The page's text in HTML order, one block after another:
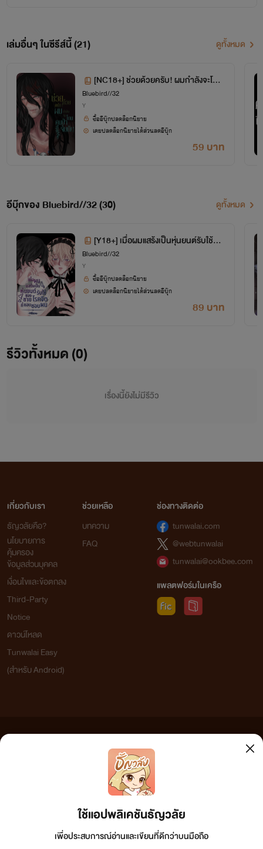
เล่มอื่นๆ ในซีรีส์นี้ (21) ดูทั้งหมด
[NC18+] ช่วยด้วยครับ! ผมกำลังจะโดน
คนป่าจับกิน
Bluebird//32
Y
59 บาท
ซื้ออีบุ๊กปลดล็อกนิยาย
เคยปลดล็อกนิยายได้ส่วนลดอีบุ๊ก
อีบุ๊กของ Bluebird//32 (30) ดูทั้งหมด
[Y18+] เมื่อผมแสร้งเป็นหุ่นยนต์รับใช้ขอ
งชายโรคจิตที่แอบชอบผม
Bluebird//32
Y
89 บาท
ซื้ออีบุ๊กปลดล็อกนิยาย
เคยปลดล็อกนิยายได้ส่วนลดอีบุ๊ก
รีวิวทั้งหมด (0)
เรื่องนี้ยังไม่มีรีวิว
ใช้แอปพลิเคชันธัญวลัย
เพื่อประสบการณ์อ่านและเขียนที่ดีกว่าบนมือถือ
เกี่ยวกับเรา
ธัญวลัยคือ?
นโยบายการ
คุ้มครอง
ข้อมูลส่วนบุคคล
เงื่อนไขและข้อตกลง
Third-Party
Notice
ดาวน์โหลด
Tunwalai Easy
(สำหรับ Android)
ช่วยเหลือ
บทความ
FAQ
ช่องทางติดต่อ
tunwalai.com
@webtunwalai
tunwalai@ookbee.com
แพลตฟอร์มในเครือ
เว็บไซต์แห่งนี้ไม่ได้เห็นด้วยและไม่ขอรับผิดชอบต่อข้อความใดๆ ทั้งสิ้น ดังนั้นผู้อ่านทุกท่านโปรดใช้
วิจารณญาณในการกลั่นกรองด้วยตนเอง และหากท่านพบข้อความใดๆ ที่ขัดต่อกฎหมายและศีลธรรม
กรุณาแจ้งมาที่ tunwalai@ookbee.com เพื่อทีมงานจะได้ดำเนินการในทันที ทั้งนี้ ทางเว็บไซต์ขอสงวน
ลิขสิทธิ์ตามพระราชบัญญัติลิขสิทธิ์ (ฉบับเพิ่มเติม) พ.ศ.2558